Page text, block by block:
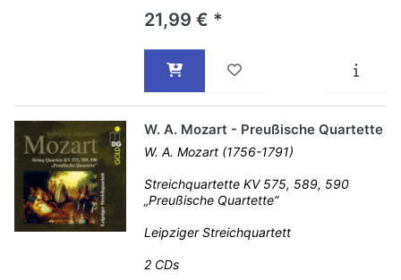
21,99 € *
W. A. Mozart - Preußische Quartette
W. A. Mozart (1756-1791)
Streichquartette KV 575, 589, 590
„Preußische Quartette“
Leipziger Streichquartett
2 CDs